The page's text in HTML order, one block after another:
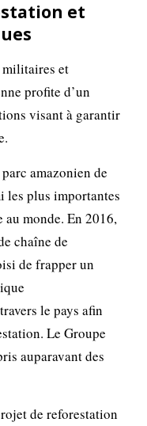
et
et
profite d’un
visant à garantir
amazonien de
les plus importantes
monde. En 2016,
chaîne de
de frapper un
le pays afin
Le Groupe
auparavant des
de reforestation